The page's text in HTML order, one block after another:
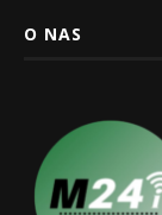
O NAS